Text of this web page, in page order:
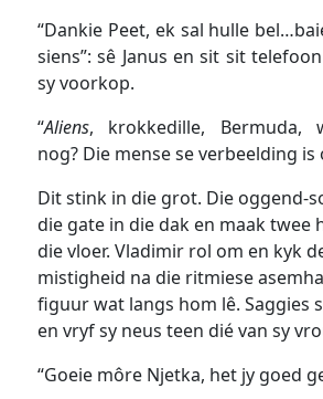
“Dankie Peet, ek sal hulle
siens”: sê Janus en sit sit
sy voorkop.
“Aliens, krokkedille, Bermuda,
nog? Die mense se verbeelding is
Dit stink in die grot. Die oggend-
die gate in die dak en maak twee
die vloer. Vladimir rol om en kyk
mistigheid na die ritmiese
figuur wat langs hom lê. Saggies
en vryf sy neus teen dié van sy
“Goeie môre Njetka, het jy goed